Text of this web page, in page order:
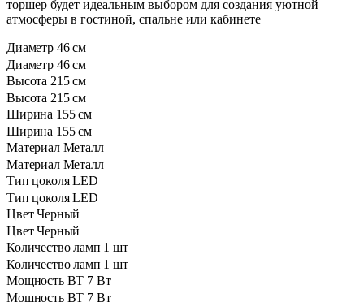
торшер будет идеальным выбором для создания уютной
атмосферы в гостиной, спальне или кабинете
Диаметр 46 см
Диаметр 46 см
Высота 215 см
Высота 215 см
Ширина 155 см
Ширина 155 см
Материал Металл
Материал Металл
Тип цоколя LED
Тип цоколя LED
Цвет Черный
Цвет Черный
Количество ламп 1 шт
Количество ламп 1 шт
Мощность ВТ 7 Вт
Мощность ВТ 7 Вт